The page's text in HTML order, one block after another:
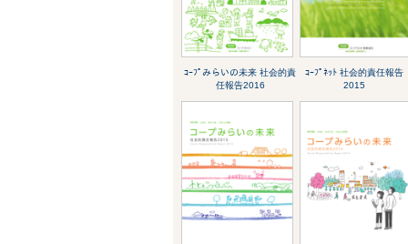
ｺｰﾌﾟみらいの未来 社会的責
任報告2016
ｺｰﾌﾟﾈｯﾄ 社会的責任報告
2015